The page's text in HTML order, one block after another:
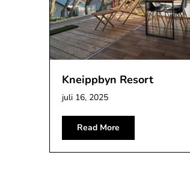
Kneippbyn Resort
juli 16, 2025
Read More